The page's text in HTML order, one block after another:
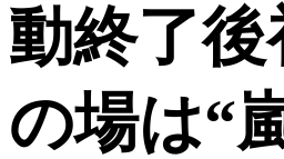
動終了
の場は“